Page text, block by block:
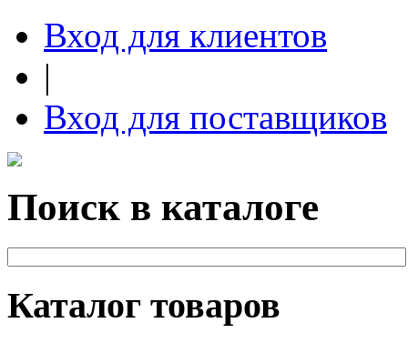
Вход для клиентов
|
Вход для поставщиков
Поиск в каталоге
Каталог товаров